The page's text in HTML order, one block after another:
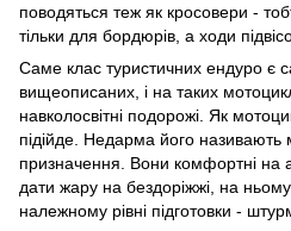
поводяться теж як кросовери -
тільки для бордюрів, а ходи
Саме клас туристичних ендуро є
вищеописаних, і на таких
навколосвітні подорожі. Як
підійде. Недарма його називають
призначення. Вони комфортні на
дати жару на бездоріжжі, на
належному рівні підготовки -